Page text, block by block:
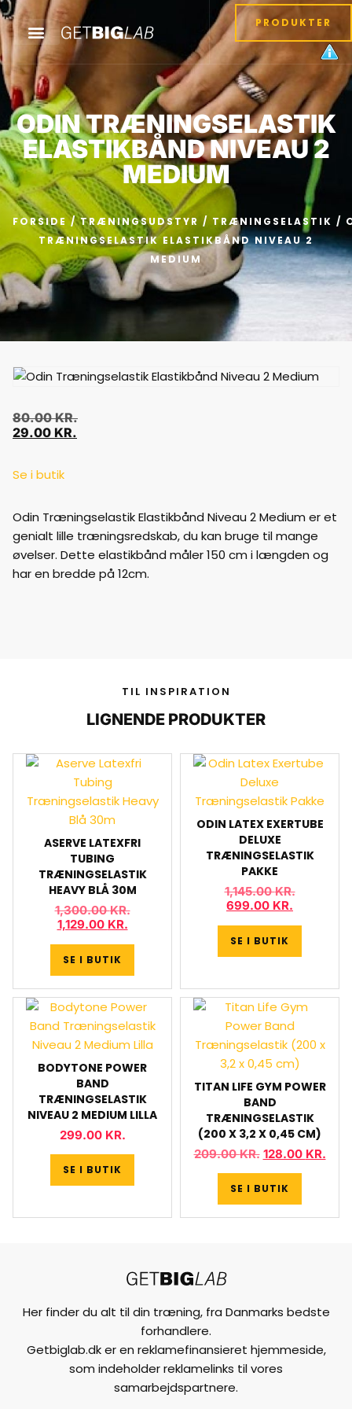
PRODUKTER
ODIN TRÆNINGSELASTIK
ELASTIKBÅND NIVEAU 2
MEDIUM
FORSIDE /TRÆNINGSUDSTYR / TRÆNINGSELASTIK /
TRÆNINGSELASTIK ELASTIKBÅND NIVEAU 2
MEDIUM
80.00KR.
29.00 KR.
Se i butik
Odin Træningselastik Elastikbånd Niveau 2 Medium er et
genialt lille træningsredskab, du kan bruge til mange
øvelser. Dette elastikbånd måler 150 cm i længden og
har en bredde på 12cm.
TIL INSPIRATION
LIGNENDE PRODUKTER
ASERVE LATEXFRI
TUBING
TRÆNINGSELASTIK
HEAVY BLÅ 30M
1,300.00KR.
1,129.00 KR.
SE I BUTIK
ODIN LATEX EXERTUBE
DELUXE
TRÆNINGSELASTIK
PAKKE
1,145.00KR.
699.00 KR.
SE I BUTIK
BODYTONE POWER
BAND
TRÆNINGSELASTIK
NIVEAU 2 MEDIUM LILLA
299.00 KR.
SE I BUTIK
TITAN LIFE GYM POWER
BAND
TRÆNINGSELASTIK
(200 X 3,2 X 0,45 CM)
209.00KR. 128.00 KR.
SE I BUTIK
Her finder du alt til din træning, fra Danmarks bedste
forhandlere.
Getbiglab.dk er en reklamefinansieret hjemmeside,
som indeholder reklamelinks til vores
samarbejdspartnere.